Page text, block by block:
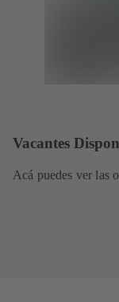
Vacantes
Acá puedes ver las